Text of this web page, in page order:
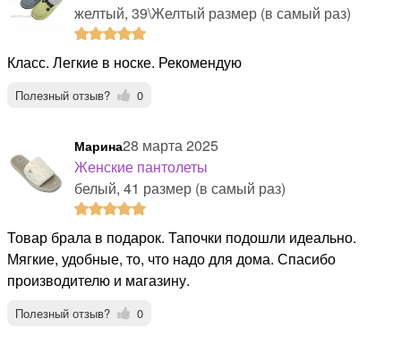
желтый, 39\Желтый размер (в самый раз)
Класс. Легкие в носке. Рекомендую
Полезный отзыв? 0
Марина28 марта 2025
Женские пантолеты
белый, 41 размер (в самый раз)
Товар брала в подарок. Тапочки подошли идеально.
Мягкие, удобные, то, что надо для дома. Спасибо
производителю и магазину.
Полезный отзыв? 0